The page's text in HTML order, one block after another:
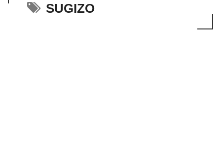
SUGIZO